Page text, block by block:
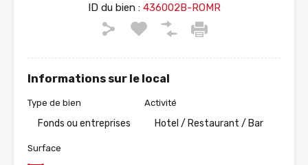
ID du bien :436002B-ROMR
Informations sur le local
Type de bien
Fonds ou entreprises
Activité
Hotel / Restaurant / Bar
Surface